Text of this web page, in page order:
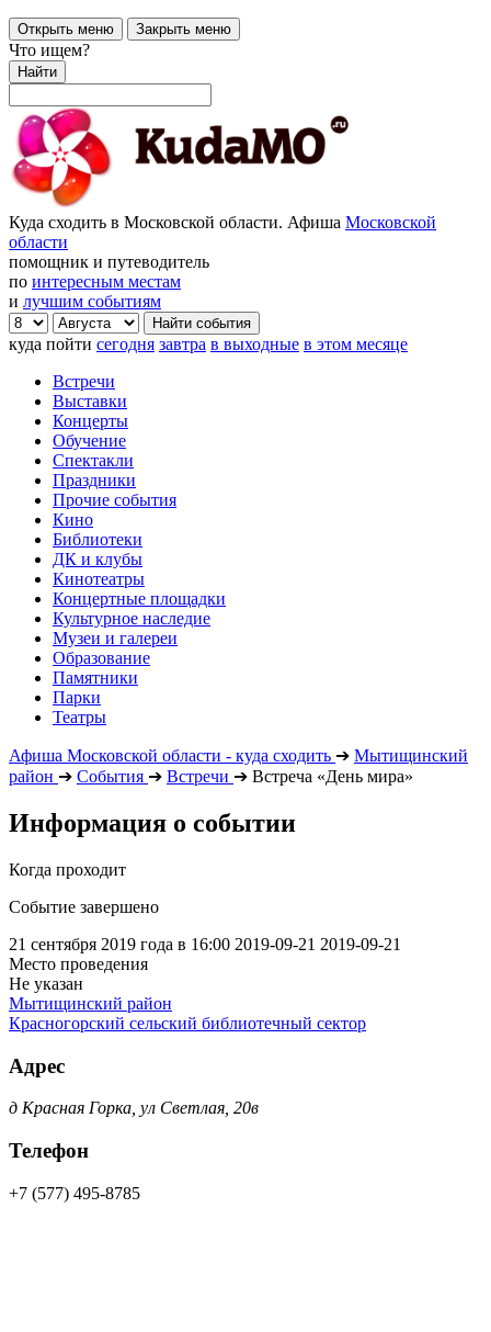
Открыть меню Закрыть меню
Что ищем?
Найти
Куда сходить в Московской области. Афиша Московской
области
помощник и путеводитель
по интересным местам
и лучшим событиям
куда пойти сегодня завтра в выходные в этом месяце
Встречи
Выставки
Концерты
Обучение
Спектакли
Праздники
Прочие события
Кино
Библиотеки
ДК и клубы
Кинотеатры
Концертные площадки
Культурное наследие
Музеи и галереи
Образование
Памятники
Парки
Театры
Афиша Московской области - куда сходить ➔ Мытищинский
район ➔ События ➔ Встречи ➔ Встреча «День мира»
Информация о событии
Когда проходит
Событие завершено
21 сентября 2019 года в 16:00 2019-09-21 2019-09-21
Место проведения
Не указан
Мытищинский район
Красногорский сельский библиотечный сектор
Адрес
д Красная Горка, ул Светлая, 20в
Телефон
+7 (577) 495-8785